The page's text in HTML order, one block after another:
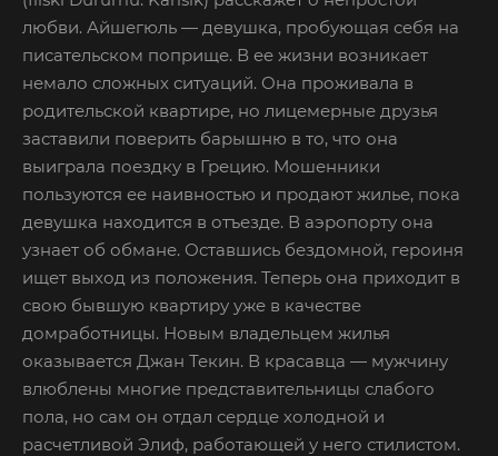
любви. Айшегюль — девушка, пробующая себя на
писательском поприще. В ее жизни возникает
немало сложных ситуаций. Она проживала в
родительской квартире, но лицемерные друзья
заставили поверить барышню в то, что она
выиграла поездку в Грецию. Мошенники
пользуются ее наивностью и продают жилье, пока
девушка находится в отъезде. В аэропорту она
узнает об обмане. Оставшись бездомной, героиня
ищет выход из положения. Теперь она приходит в
свою бывшую квартиру уже в качестве
домработницы. Новым владельцем жилья
оказывается Джан Текин. В красавца — мужчину
влюблены многие представительницы слабого
пола, но сам он отдал сердце холодной и
расчетливой Элиф, работающей у него стилистом.